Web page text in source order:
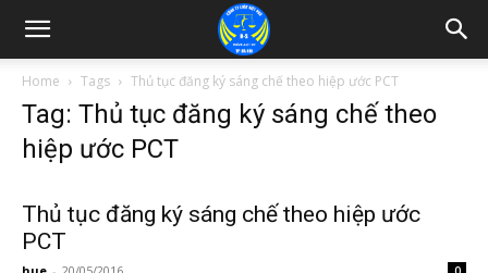
Home Tags Thủ tục đăng ký sáng chế theo hiệp ước PCT
Tag: Thủ tục đăng ký sáng chế theo
hiệp ước PCT
Thủ tục đăng ký sáng chế theo hiệp ước
PCT